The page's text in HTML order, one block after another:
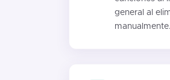
general al
manualmente.